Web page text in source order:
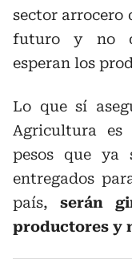
sector arrocero
futuro y no
esperan los
Lo que sí
Agricultura es
pesos que ya
entregados
país,serán
productores y